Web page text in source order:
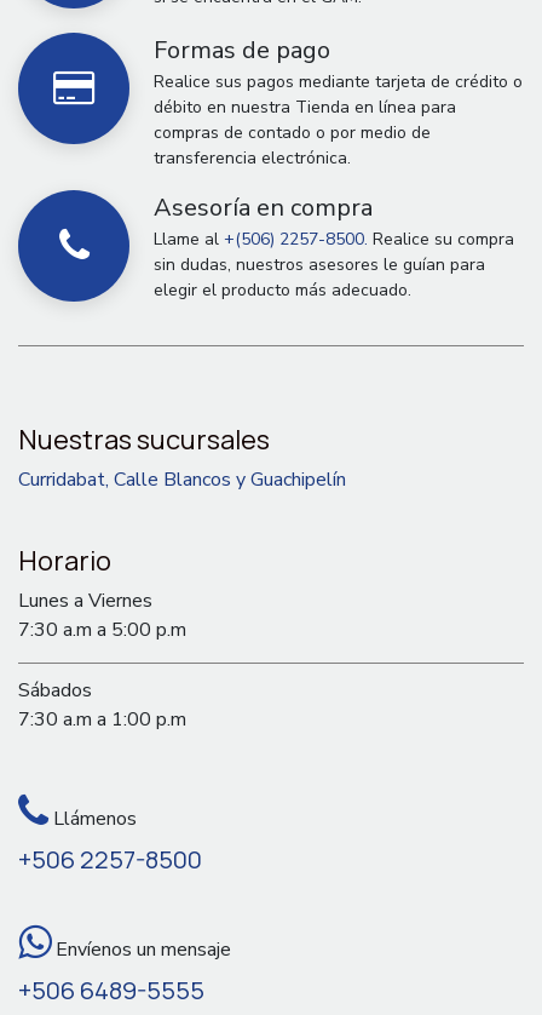
Formas de pago
Realice sus pagos mediante tarjeta de crédito o
débito en nuestra Tienda en línea para
compras de contado o por medio de
transferencia electrónica.
Asesoría en compra
Llame al +(506) 2257-8500. Realice su compra
sin dudas, nuestros asesores le guían para
elegir el producto más adecuado.
Nuestras sucursales
Curridabat, Calle Blancos y Guachipelín
Horario
Lunes a Viernes
7:30 a.m a 5:00 p.m
Sábados
7:30 a.m a 1:00 p.m
Llámenos
+506 2257-8500
Envíenos un mensaje
+506 6489-5555